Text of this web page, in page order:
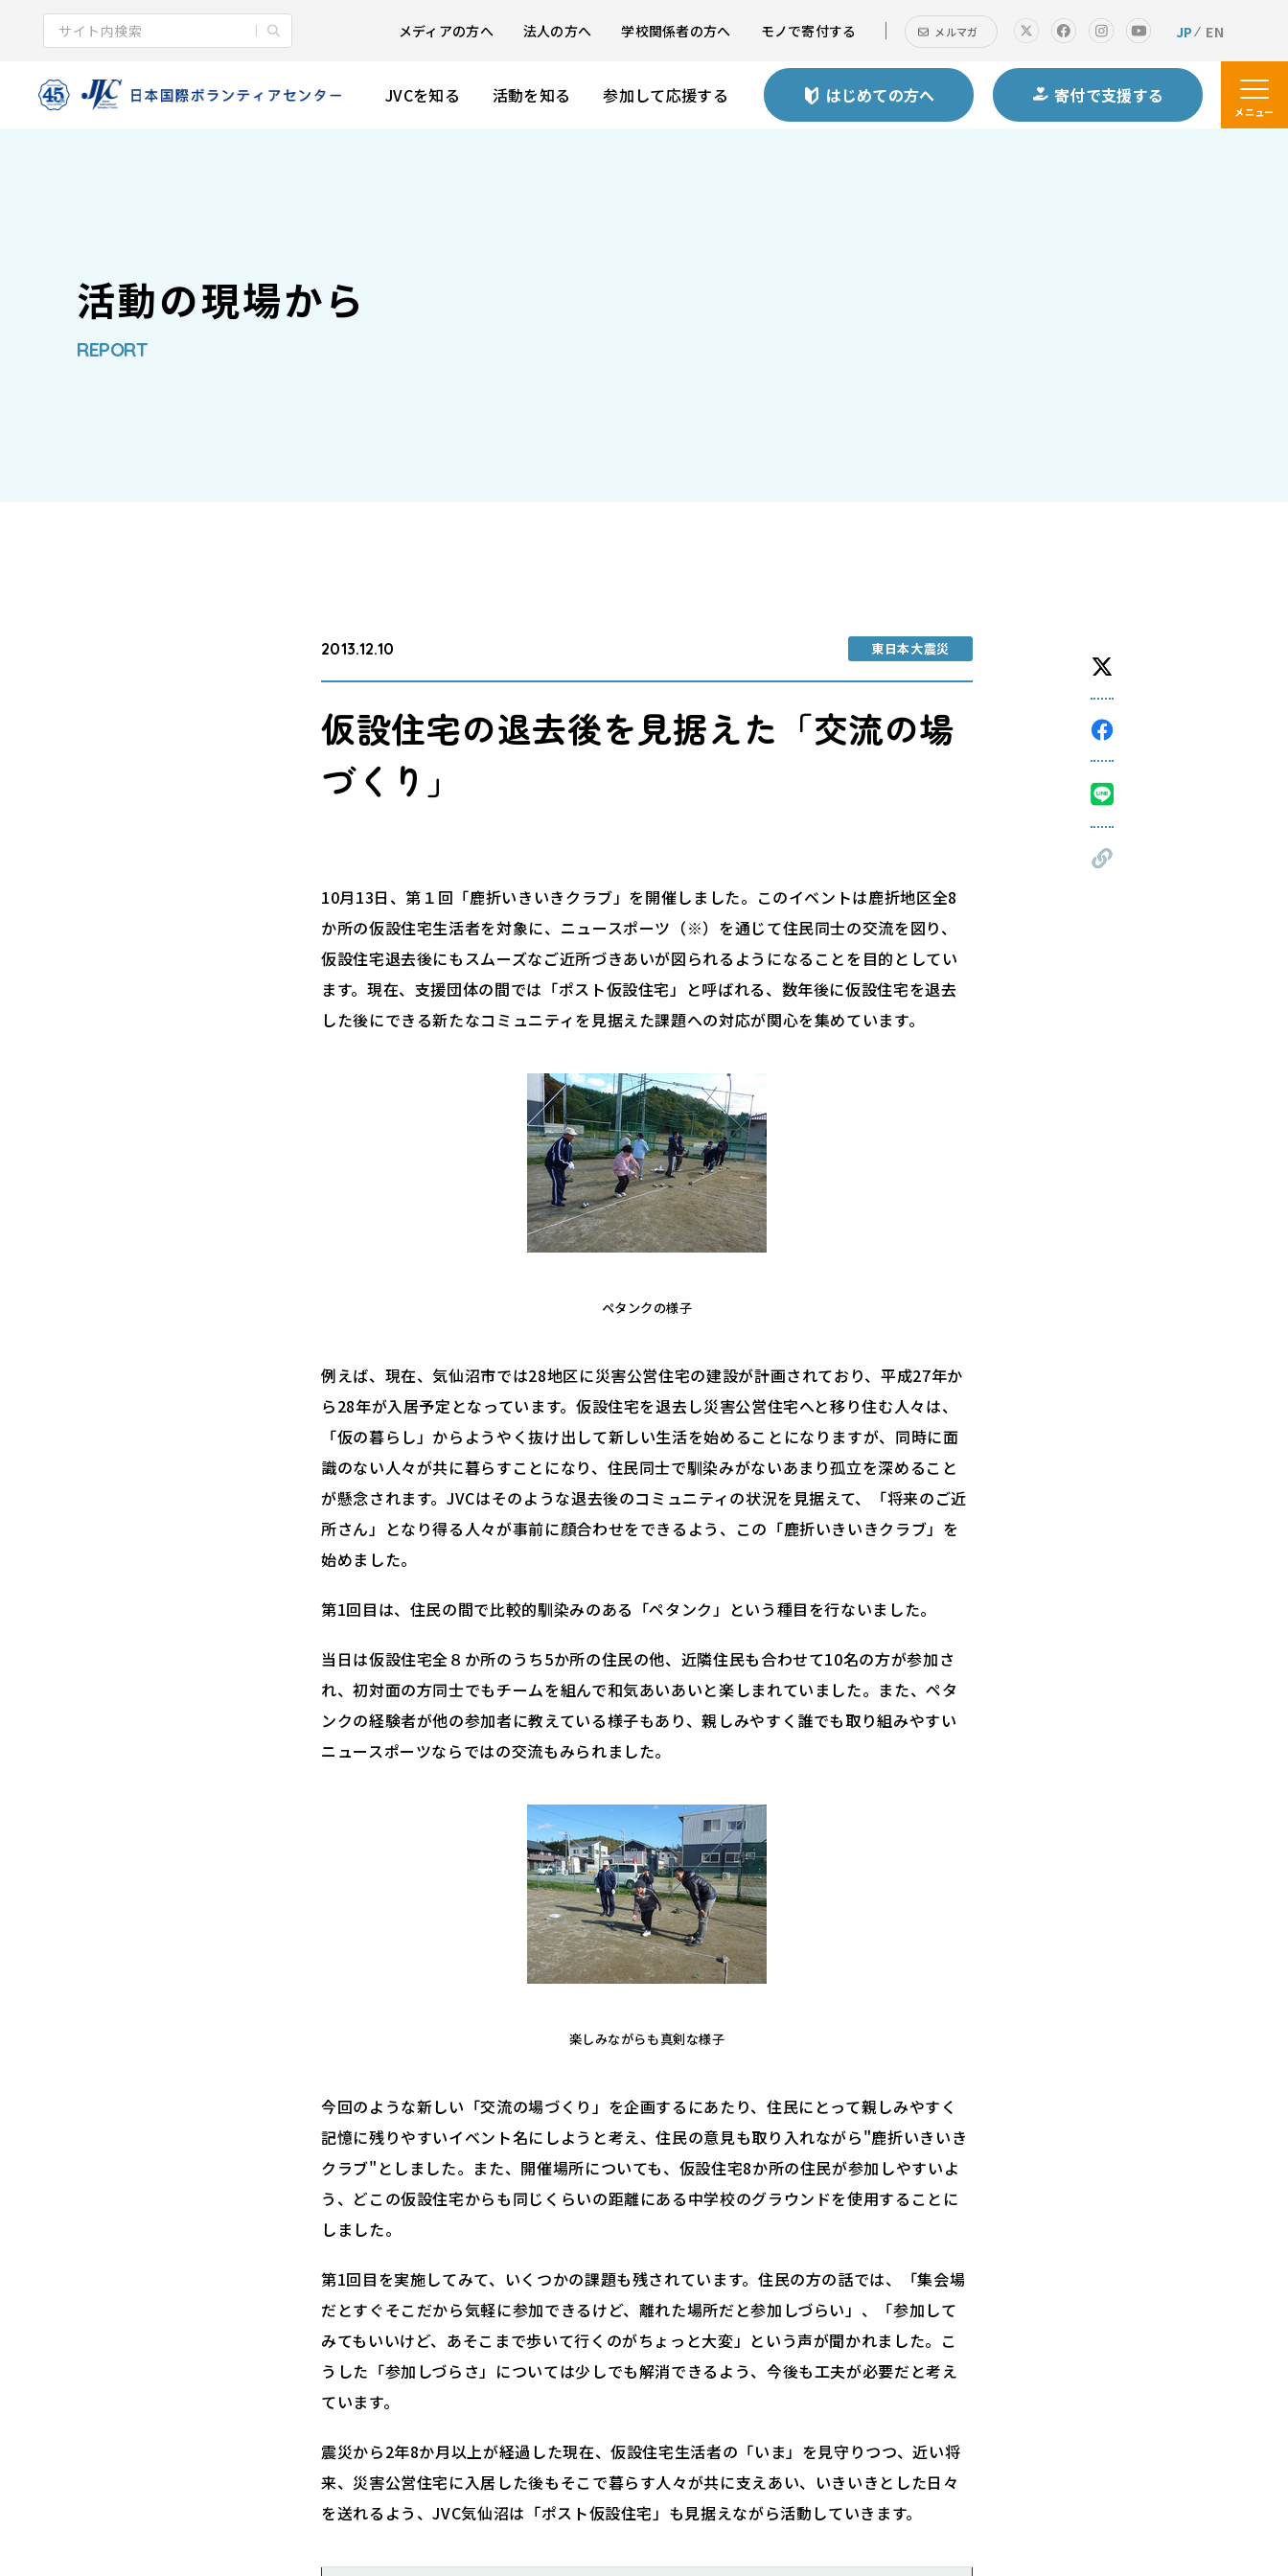
メディアの方へ 法人の方へ 学校関係者の方へ モノで寄付する メルマガ JP EN
JVCを知る 活動を知る 参加して応援する はじめての方へ 寄付で支援する
メニュー
活動の現場から
REPORT
2013.12.10 東日本大震災
仮設住宅の退去後を見据えた「交流の場
づくり」
10月13日、第１回「鹿折いきいきクラブ」を開催しました。このイベントは鹿折地区全8
か所の仮設住宅生活者を対象に、ニュースポーツ（※）を通じて住民同士の交流を図り、
仮設住宅退去後にもスムーズなご近所づきあいが図られるようになることを目的としてい
ます。現在、支援団体の間では「ポスト仮設住宅」と呼ばれる、数年後に仮設住宅を退去
した後にできる新たなコミュニティを見据えた課題への対応が関心を集めています。
ペタンクの様子
例えば、現在、気仙沼市では28地区に災害公営住宅の建設が計画されており、平成27年か
ら28年が入居予定となっています。仮設住宅を退去し災害公営住宅へと移り住む人々は、
「仮の暮らし」からようやく抜け出して新しい生活を始めることになりますが、同時に面
識のない人々が共に暮らすことになり、住民同士で馴染みがないあまり孤立を深めること
が懸念されます。JVCはそのような退去後のコミュニティの状況を見据えて、「将来のご近
所さん」となり得る人々が事前に顔合わせをできるよう、この「鹿折いきいきクラブ」を
始めました。
第1回目は、住民の間で比較的馴染みのある「ペタンク」という種目を行ないました。
当日は仮設住宅全８か所のうち5か所の住民の他、近隣住民も合わせて10名の方が参加さ
れ、初対面の方同士でもチームを組んで和気あいあいと楽しまれていました。また、ペタ
ンクの経験者が他の参加者に教えている様子もあり、親しみやすく誰でも取り組みやすい
ニュースポーツならではの交流もみられました。
楽しみながらも真剣な様子
今回のような新しい「交流の場づくり」を企画するにあたり、住民にとって親しみやすく
記憶に残りやすいイベント名にしようと考え、住民の意見も取り入れながら"鹿折いきいき
クラブ"としました。また、開催場所についても、仮設住宅8か所の住民が参加しやすいよ
う、どこの仮設住宅からも同じくらいの距離にある中学校のグラウンドを使用することに
しました。
第1回目を実施してみて、いくつかの課題も残されています。住民の方の話では、「集会場
だとすぐそこだから気軽に参加できるけど、離れた場所だと参加しづらい」、「参加して
みてもいいけど、あそこまで歩いて行くのがちょっと大変」という声が聞かれました。こ
うした「参加しづらさ」については少しでも解消できるよう、今後も工夫が必要だと考え
ています。
震災から2年8か月以上が経過した現在、仮設住宅生活者の「いま」を見守りつつ、近い将
来、災害公営住宅に入居した後もそこで暮らす人々が共に支えあい、いきいきとした日々
を送れるよう、JVC気仙沼は「ポスト仮設住宅」も見据えながら活動していきます。